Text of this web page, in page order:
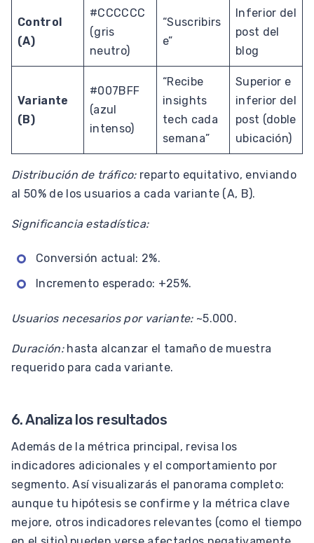
Control
(A)
#CCCCCC
(gris
neutro)
“Suscribirs
e”
Inferior del
post del
blog
Variante
(B)
#007BFF
(azul
intenso)
“Recibe
insights
tech cada
semana”
Superior e
inferior del
post (doble
ubicación)
Distribución de tráfico:reparto equitativo, enviando
al 50% de los usuarios a cada variante (A, B).
Significancia estadística:
Conversión actual: 2%.
Incremento esperado: +25%.
Usuarios necesarios por variante:~5.000.
Duración:hasta alcanzar el tamaño de muestra
requerido para cada variante.
6. Analiza los resultados
Además de la métrica principal, revisa los
indicadores adicionales y el comportamiento por
segmento. Así visualizarás el panorama completo:
aunque tu hipótesis se confirme y la métrica clave
mejore, otros indicadores relevantes (como el tiempo